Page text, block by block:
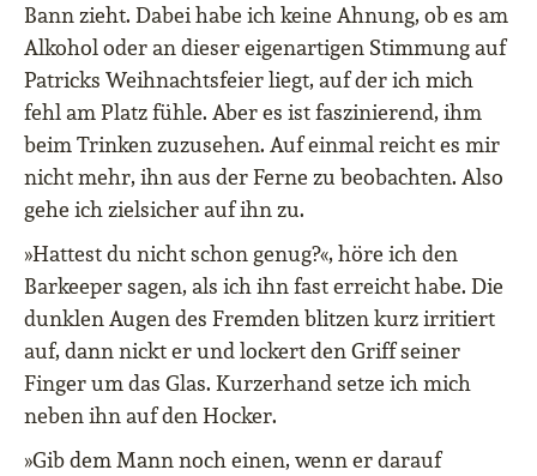
Bann zieht. Dabei habe ich keine Ahnung, ob es am
Alkohol oder an dieser eigenartigen Stimmung auf
Patricks Weihnachtsfeier liegt, auf der ich mich
fehl am Platz fühle. Aber es ist faszinierend, ihm
beim Trinken zuzusehen. Auf einmal reicht es mir
nicht mehr, ihn aus der Ferne zu beobachten. Also
gehe ich zielsicher auf ihn zu.
»Hattest du nicht schon genug?«, höre ich den
Barkeeper sagen, als ich ihn fast erreicht habe. Die
dunklen Augen des Fremden blitzen kurz irritiert
auf, dann nickt er und lockert den Griff seiner
Finger um das Glas. Kurzerhand setze ich mich
neben ihn auf den Hocker.
»Gib dem Mann noch einen, wenn er darauf